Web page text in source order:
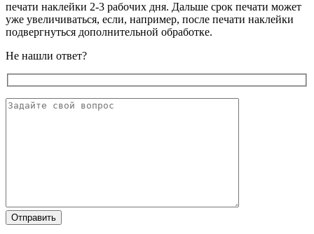
печати наклейки 2-3 рабочих дня. Дальше срок печати может
уже увеличиваться, если, например, после печати наклейки
подвергнуться дополнительной обработке.
Не нашли ответ?
Отправить